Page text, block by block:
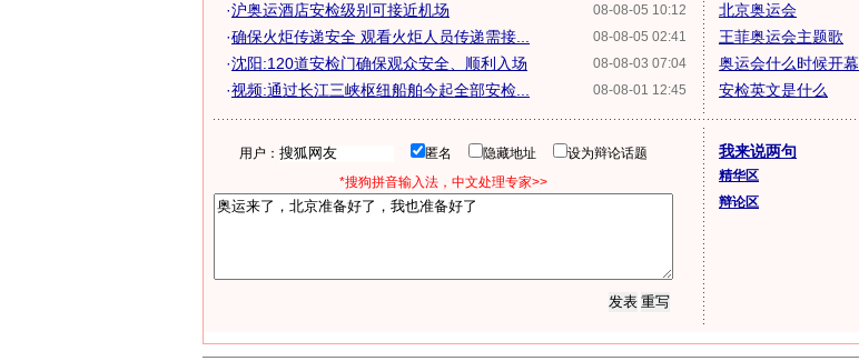
08-08-05 10:12
·沪奥运酒店安检级别可接近机场
08-08-05 02:41
·确保火炬传递安全 观看火炬人员传递需接...
08-08-03 07:04
·沈阳:120道安检门确保观众安全、顺利入场
08-08-01 12:45
·视频:通过长江三峡枢纽船舶今起全部安检...
北京奥运会
王菲奥运会主题歌
奥运会什么时候开幕
安检英文是什么
用户： 匿名 隐藏地址
设为辩论话题
*搜狗拼音输入法，中文处理专家>>
我来说两句
精华区
辩论区